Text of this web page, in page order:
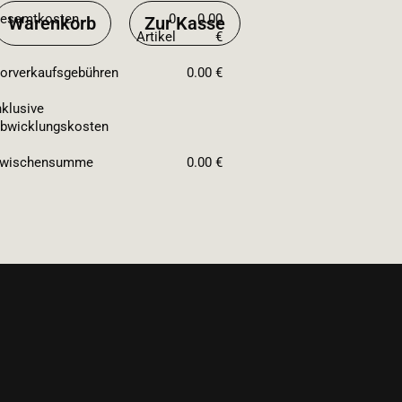
0
Artikel
0.00
€
0.00 €
0.00 €
Warenkorb Zur Kasse